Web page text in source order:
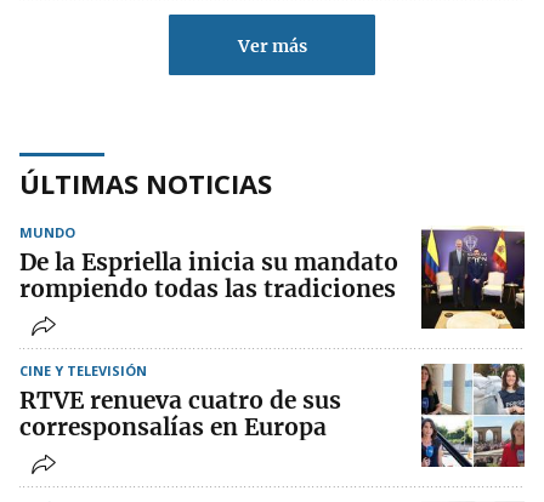
Ver más
ÚLTIMAS NOTICIAS
MUNDO
De la Espriella inicia su mandato
rompiendo todas las tradiciones
CINE Y TELEVISIÓN
RTVE renueva cuatro de sus
corresponsalías en Europa